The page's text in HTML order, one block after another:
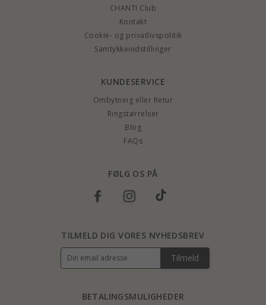
CHANTI Club
Kontakt
Cookie- og privatlivspolitik
Samtykkeindstillinger
KUNDESERVICE
Ombytning eller Retur
Ringstørrelser
Blog
FAQs
FØLG OS PÅ
BETALINGSMULIGHEDER
TILMELD DIG VORES NYHEDSBREV
Tilmeld